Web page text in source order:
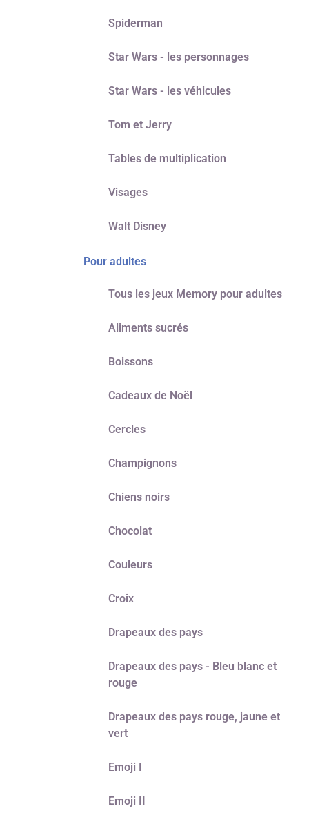
Spiderman
Star Wars - les personnages
Star Wars - les véhicules
Tom et Jerry
Tables de multiplication
Visages
Walt Disney
Pour adultes
Tous les jeux Memory pour adultes
Aliments sucrés
Boissons
Cadeaux de Noël
Cercles
Champignons
Chiens noirs
Chocolat
Couleurs
Croix
Drapeaux des pays
Drapeaux des pays - Bleu blanc et
rouge
Drapeaux des pays rouge, jaune et
vert
Emoji I
Emoji II